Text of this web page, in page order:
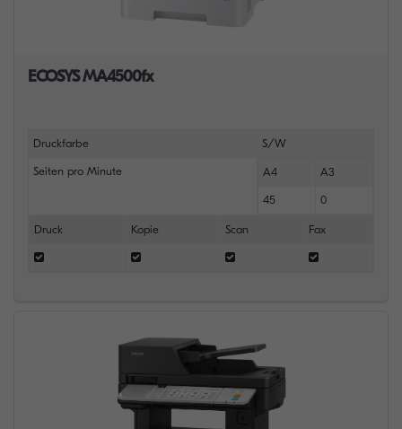
ECOSYS MA4500fx
Druckfarbe S/W
Seiten pro Minute A4 A3
45 0
Druck Kopie Scan Fax